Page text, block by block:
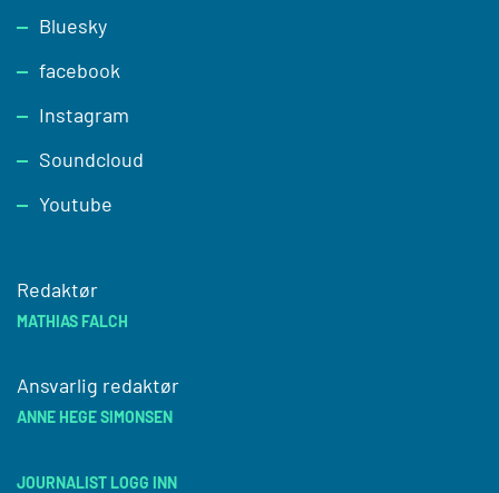
Footer
Bluesky
facebook
Instagram
Soundcloud
Youtube
Redaktør
MATHIAS FALCH
Ansvarlig redaktør
ANNE HEGE SIMONSEN
JOURNALIST LOGG INN